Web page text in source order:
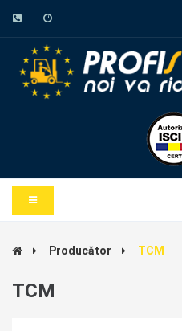
Producător TCM
TCM